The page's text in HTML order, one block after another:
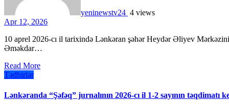
yeninewstv24 4 views
Apr 12, 2026
10 aprel 2026-cı il tarixində Lənkəran şəhər Heydər Əliyev Mərkəzinin təşkilatçılığı ilə görkəmli ədəbiyyatşünas alim, şair və
Əməkdar…
Read More
Tədbirlər
Lənkəranda “Şəfəq” jurnalının 2026-cı il 1-2 sayının təqdimatı